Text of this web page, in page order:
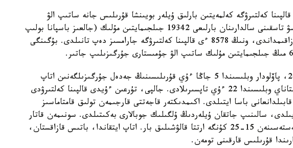
كەلتىرۋگە كەلمەيتىن بارلىق ۇيلەر بويىنشا قۇرىلىس جانە ساتىپ الۋ
جۇمىستارى جۇرگىزىلىپ جاتىر. سۋ تاسقىنى سالدارىنان بارلىعى 19342 جىلجىمايتىن مۇلىك (جالعىز باسپانا بولىپ
سانالاتىن ۇيلەر مەن ساياجايلار) زاقىمداندى، ونىڭ 8578 ءى قالپىنا كەلتىرۋگە جارامسىز دەپ تانىلدى. بۇگىنگى
پرەمەر- مينيستر س ق و- دا 200، پاۆلودار وبلىسىندا 5 جاڭا ءۇي قۇرىلىسىنىڭ جەدەل جۇرگىزىلگەنىن اتاپ
ءوتتى. سونداي- اق جۋىردا قوستاناي وبلىسىندا 22 ءۇي تاپسىرىلادى. جالپى، تۇرعىن ءۇيدى قالپىنا كەلتىرۋدى
باسا ايتىلدى. اكىمدىكتەر قاجەتتى قارجىمەن تولىق قامتاماسىز
سالىنىپ جاتقان ۇيلەردىڭ ۇلگىلىك جوبالارى بەكىتىلدى. سونىمەن قاتار
جەكەلەگەن وڭىرلەردە جۇمىس كەستەسىنەن 15-25 كۇنگە ارتتا قالۋشىلىق بار. اتاپ ايتقاندا، باتىس قازاقستان،
قۇرىلىس قارقىنى تومەن.